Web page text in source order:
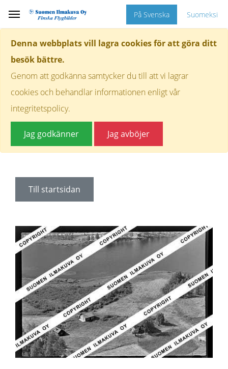
Denna webbplats vill lagra cookies för att göra ditt
besök bättre.
Genom att godkänna samtycker du till att vi lagrar
cookies och behandlar informationen enligt vår
integritetspolicy.
Jag godkänner Jag avböjer
På Svenska Suomeksi
Till startsidan